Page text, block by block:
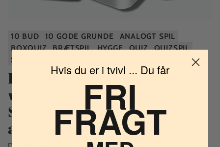
10 BUD 10 GODE GRUNDE
ANALOGT SPIL
BOXQUIZ
BRÆTSPIL HYGGE QUIZ
QUIZSPIL
SPIL FLERE SPIL
BOX QUIZ gibt Ihnen die 10
wichtigsten Gründe, warum
Sie ein unterhaltsames
analoges Spiel spielen sollten
Hvis du er i tvivl ... Du får
FRI
FRAGT